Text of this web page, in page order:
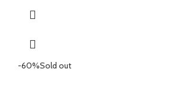
-60%Sold out